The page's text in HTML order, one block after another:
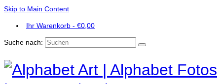
Skip to Main Content
Ihr Warenkorb - €0,00
Suche nach: